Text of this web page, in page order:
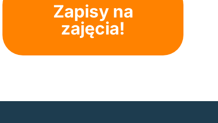
Zapisy na
zajęcia!